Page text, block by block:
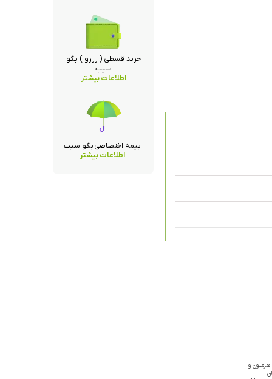
هرمیون و
خرید قسطی ( رزرو ) بگو
سیب
اطلاعات بیشتر
بیمه اختصاصی بگو سیب
اطلاعات بیشتر